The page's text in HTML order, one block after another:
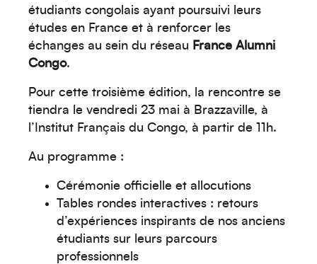
étudiants congolais ayant poursuivi leurs
études en France et à renforcer les
échanges au sein du réseau France Alumni
Congo.
Pour cette troisième édition, la rencontre se
tiendra le vendredi 23 mai à Brazzaville, à
l’Institut Français du Congo, à partir de 11h.
Au programme :
Cérémonie officielle et allocutions
Tables rondes interactives : retours
d’expériences inspirants de nos anciens
étudiants sur leurs parcours
professionnels
Océanie